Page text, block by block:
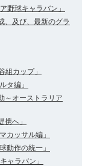
野球キャラバン」
、及び、最新のグラ
組カップ」
タ編」
～オーストラリア
へ」
カッサル編」
動作の統一」
ャラバン」